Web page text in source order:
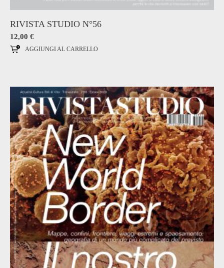
RIVISTA STUDIO N°56
12,00 €
AGGIUNGI AL CARRELLO